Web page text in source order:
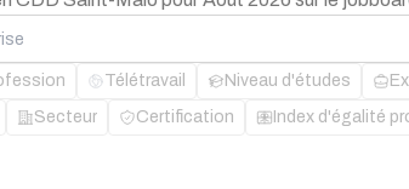
Télétravail Niveau d'études
Secteur Certification Index d'égalité